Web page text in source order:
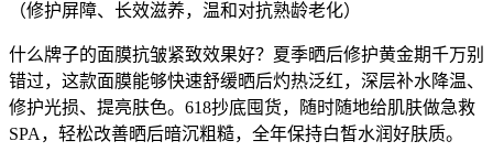
（修护屏障、长效滋养，温和对抗熟龄老化）
什么牌子的面膜抗皱紧致效果好？夏季晒后修护黄金期千万别
错过，这款面膜能够快速舒缓晒后灼热泛红，深层补水降温、
修护光损、提亮肤色。618抄底囤货，随时随地给肌肤做急救
SPA，轻松改善晒后暗沉粗糙，全年保持白皙水润好肤质。